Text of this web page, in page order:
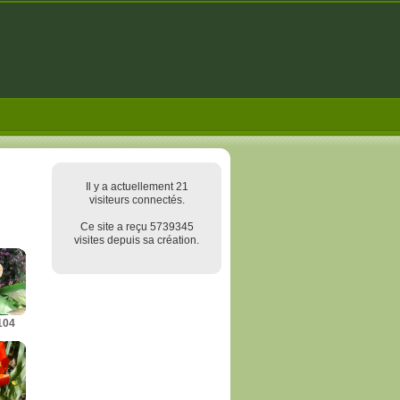
Il y a actuellement 21
visiteurs connectés.
Ce site a reçu 5739345
visites depuis sa création.